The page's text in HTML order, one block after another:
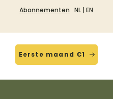
Abonnementen NL | EN
Eerste maand €1